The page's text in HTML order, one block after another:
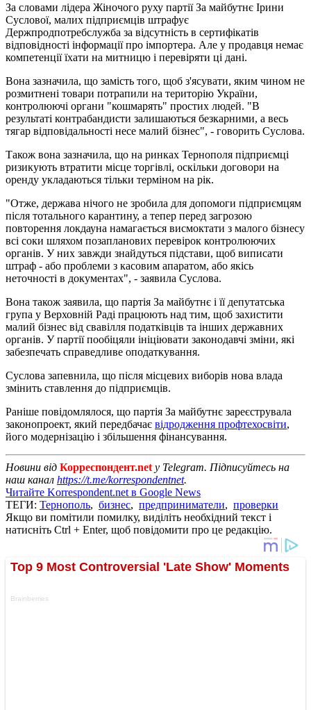
За словами лідера Жіночого руху партії За майбутнє Ірини
Суслової, малих підприємців штрафує
Держпродпотребслужба за відсутність в сертифікатів
відповідності інформації про імпортера. Але у продавця немає
компетенції їхати на митницю і перевіряти ці дані.
Вона зазначила, що замість того, щоб з'ясувати, яким чином не
розмитнені товари потрапили на територію України,
контролюючі органи "кошмарять" простих людей. "В
результаті контрабандисти залишаються безкарними, а весь
тягар відповідальності несе малий бізнес", - говорить Суслова.
Також вона зазначила, що на ринках Тернополя підприємці
ризикують втратити місце торгівлі, оскільки договори на
оренду укладаються тільки терміном на рік.
"Отже, держава нічого не зробила для допомоги підприємцям
після тотального карантину, а тепер перед загрозою
повторення локдауна намагається висмоктати з малого бізнесу
всі соки шляхом позапланових перевірок контролюючих
органів. У них завжди знайдуться підстави, щоб виписати
штраф - або проблеми з касовим апаратом, або якісь
неточності в документах", - заявила Суслова.
Вона також заявила, що партія За майбутнє і її депутатська
група у Верховній Раді працюють над тим, щоб захистити
малий бізнес від свавілля податківців та інших державних
органів. У партії пообіцяли ініціювати законодавчі зміни, які
забезпечать справедливе оподаткування.
Суслова запевнила, що після місцевих виборів нова влада
змінить ставлення до підприємців.
Раніше повідомлялося, що партія За майбутнє зареєструвала
законопроект, який передбачає відродження профтехосвіти,
його модернізацію і збільшення фінансування.
Новини від Корреспондент.net у Telegram. Підписуйтесь на
наш канал https://t.me/korrespondentnet.
Читайте Korrespondent.net в Google News
ТЕГИ: Тернополь, бизнес, предприниматели, проверки
Якщо ви помітили помилку, виділіть необхідний текст і
натисніть Ctrl + Enter, щоб повідомити про це редакцію.